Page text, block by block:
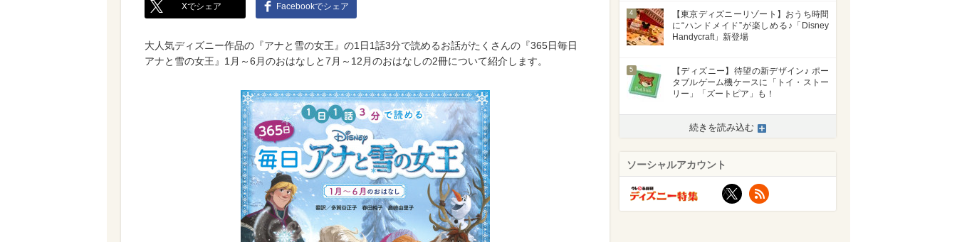
Xでシェア Facebookでシェア
大人気ディズニー作品の『アナと雪の女王』の1日1話3分で読めるお話がたくさんの『365日毎日
アナと雪の女王』1月～6月のおはなしと7月～12月のおはなしの2冊について紹介します。
4
【東京ディズニーリゾート】おうち時間
に“ハンドメイド”が楽しめる♪「Disney
Handycraft」新登場
5
【ディズニー】待望の新デザイン♪ ポー
タブルゲーム機ケースに「トイ・ストー
リー」「ズートピア」も！
続きを読み込む
ソーシャルアカウント
X